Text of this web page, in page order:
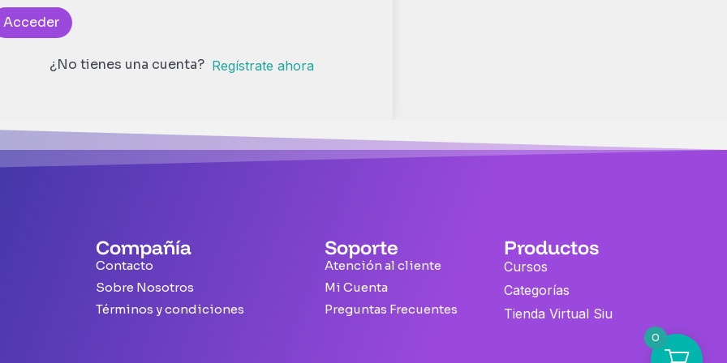
Acceder
¿No tienes una cuenta? Regístrate ahora
Compañía
Contacto
Sobre Nosotros
Términos y condiciones
Soporte
Atención al cliente
Mi Cuenta
Preguntas Frecuentes
Productos
Cursos
Categorías
Tienda Virtual Siu
0